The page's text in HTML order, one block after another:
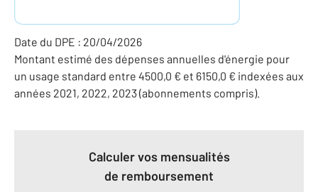
Date du DPE : 20/04/2026
Montant estimé des dépenses annuelles d'énergie pour
un usage standard entre 4500,0 € et 6150,0 € indexées aux
années 2021, 2022, 2023 (abonnements compris).
Calculer vos mensualités
de remboursement